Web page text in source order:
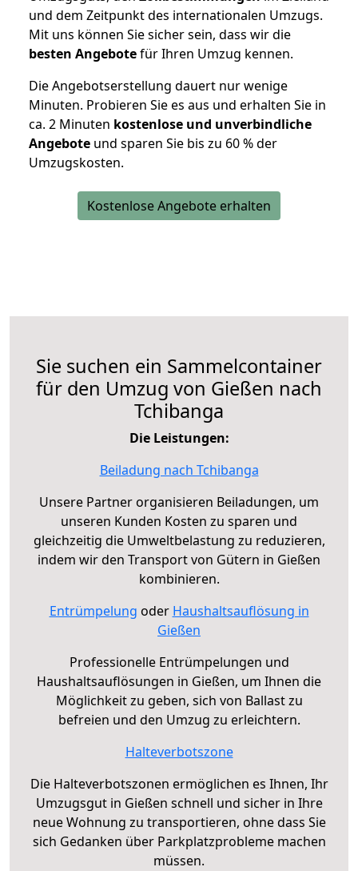
und dem Zeitpunkt des internationalen Umzugs.
Mit uns können Sie sicher sein, dass wir die
besten Angebotefür Ihren Umzug kennen.
Die Angebotserstellung dauert nur wenige
Minuten. Probieren Sie es aus und erhalten Sie in
ca. 2 Minuten kostenlose und unverbindliche
Angebote und sparen Sie bis zu 60 % der
Umzugskosten.
Kostenlose Angebote erhalten
Sie suchen ein Sammelcontainer
für den Umzug von Gießen nach
Tchibanga
Die Leistungen:
Beiladung nach Tchibanga
Unsere Partner organisieren Beiladungen, um
unseren Kunden Kosten zu sparen und
gleichzeitig die Umweltbelastung zu reduzieren,
indem wir den Transport von Gütern in Gießen
kombinieren.
Entrümpelung oder Haushaltsauflösung in
Gießen
Professionelle Entrümpelungen und
Haushaltsauflösungen in Gießen, um Ihnen die
Möglichkeit zu geben, sich von Ballast zu
befreien und den Umzug zu erleichtern.
Halteverbotszone
Die Halteverbotszonen ermöglichen es Ihnen, Ihr
Umzugsgut in Gießen schnell und sicher in Ihre
neue Wohnung zu transportieren, ohne dass Sie
sich Gedanken über Parkplatzprobleme machen
müssen.